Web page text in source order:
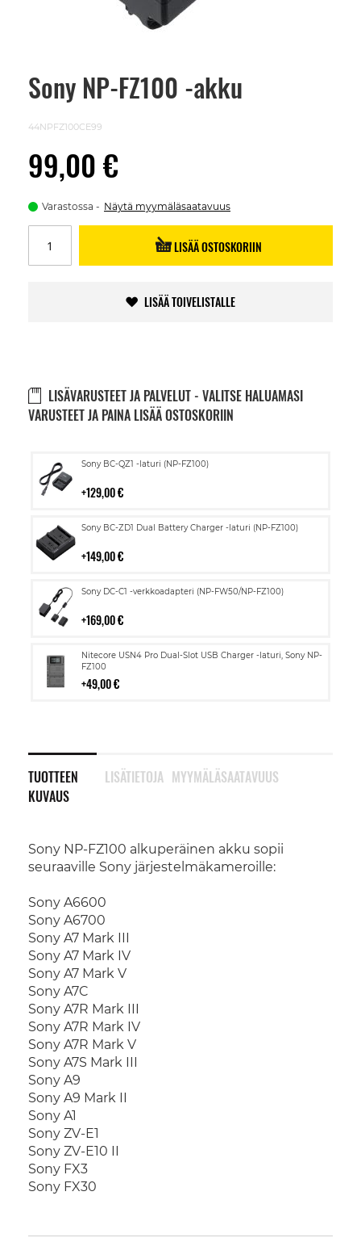
Sony NP-FZ100 -akku
44NPFZ100CE99
99,00 €
Varastossa Näytä myymäläsaatavuus
LISÄÄ OSTOSKORIIN
LISÄÄ TOIVELISTALLE
LISÄVARUSTEET JA PALVELUT - VALITSE HALUAMASI
VARUSTEET JA PAINA LISÄÄ OSTOSKORIIN
Sony BC-QZ1 -laturi (NP-FZ100)
129,00 €
Lisää
Sony BC-ZD1 Dual Battery Charger -laturi (NP-FZ100)
149,00 €
Lisää
Sony DC-C1 -verkkoadapteri (NP-FW50/NP-FZ100)
169,00 €
Lisää
Nitecore USN4 Pro Dual-Slot USB Charger -laturi, Sony NP-
FZ100
49,00 €
Lisää
ostoskoriin
TUOTTEEN
KUVAUS
Sony NP-FZ100 alkuperäinen akku sopii
seuraaville Sony järjestelmäkameroille:
Sony A6600
Sony A6700
Sony A7 Mark III
Sony A7 Mark IV
Sony A7 Mark V
Sony A7C
Sony A7R Mark III
Sony A7R Mark IV
Sony A7R Mark V
Sony A7S Mark III
Sony A9
Sony A9 Mark II
Sony A1
Sony ZV-E1
Sony ZV-E10 II
Sony FX3
Sony FX30
LISÄTIETOJA MYYMÄLÄSAATAVUUS
Skip
images
gallery